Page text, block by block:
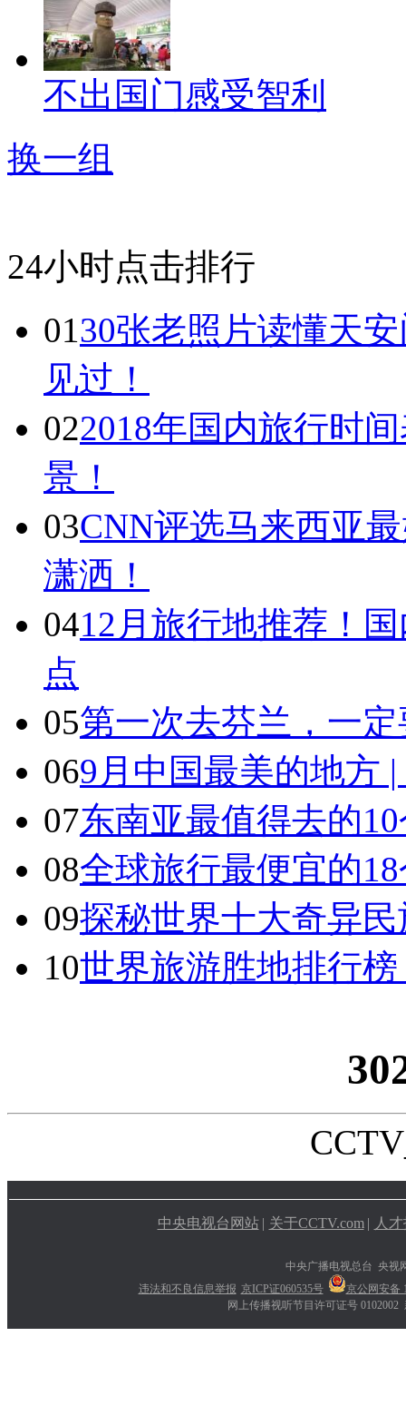
不出国门感受智利
换一组
24小时点击排行
0130张老照片读懂天
见过！
022018年国内旅行时
景！
03CNN评选马来西亚
潇洒！
0412月旅行地推荐！
点
05第一次去芬兰，一
069月中国最美的地方
07东南亚最值得去的
08全球旅行最便宜的
09探秘世界十大奇异
10世界旅游胜地排行
中央电视台网站 | 关于CCTV.com | 人
中央广播电视总台 央视
违法和不良信息举报 京ICP证060535号
京公网安备
网上传播视听节目许可证号 0102002